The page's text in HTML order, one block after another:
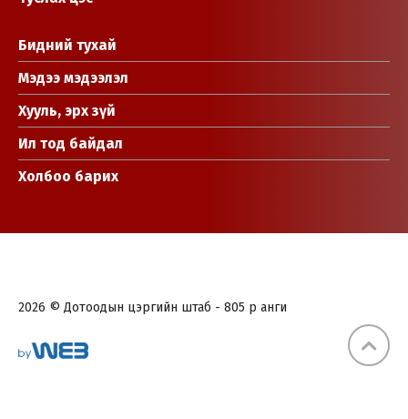
Бидний тухай
Мэдээ мэдээлэл
Хууль, эрх зүй
Ил тод байдал
Холбоо барих
2026 © Дотоодын цэргийн штаб - 805 р анги